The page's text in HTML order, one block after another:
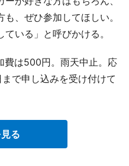
、ぜひ参加してほしい。
いる」と呼びかける。
費は500円。雨天中止。応
で申し込みを受け付けて
る